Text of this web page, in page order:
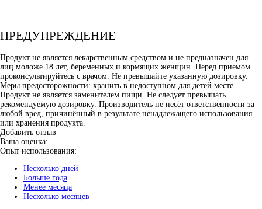
ПРЕДУПРЕЖДЕНИЕ
Продукт не является лекарственным средством и не предназначен для
лиц моложе 18 лет, беременных и кормящих женщин. Перед приемом
проконсультируйтесь с врачом. Не превышайте указанную дозировку.
Меры предосторожности: хранить в недоступном для детей месте.
Продукт не является заменителем пищи. Не следует превышать
рекомендуемую дозировку. Производитель не несёт ответственности за
любой вред, причинённый в результате ненадлежащего использования
или хранения продукта.
Добавить отзыв
Ваша оценка:
Опыт использования:
Несколько дней
Больше года
Менее месяца
Несколько месяцев